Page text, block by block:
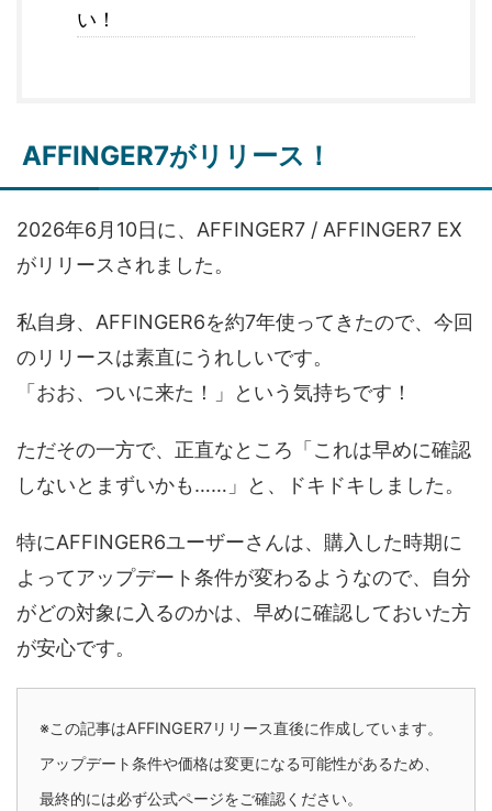
い！
AFFINGER7がリリース！
2026年6月10日に、AFFINGER7 / AFFINGER7 EX
がリリースされました。
私自身、AFFINGER6を約7年使ってきたので、今回
のリリースは素直にうれしいです。
「おお、ついに来た！」という気持ちです！
ただその一方で、正直なところ「これは早めに確認
しないとまずいかも……」と、ドキドキしました。
特にAFFINGER6ユーザーさんは、購入した時期に
よってアップデート条件が変わるようなので、自分
がどの対象に入るのかは、早めに確認しておいた方
が安心です。
※この記事はAFFINGER7リリース直後に作成しています。
アップデート条件や価格は変更になる可能性があるため、
最終的には必ず公式ページをご確認ください。